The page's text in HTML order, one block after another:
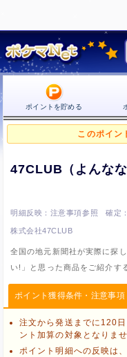
ポイントを貯める
このポイン
47CLUB（よんなな
注意事項参照
株式会社47CLUB
全国の地元新聞社が実際に探
い!」と思った商品をご紹介す
ポイント獲得条件・注意事項
注文から発送までに120
ント加算の対象となりませ
ポイント明細への反映は